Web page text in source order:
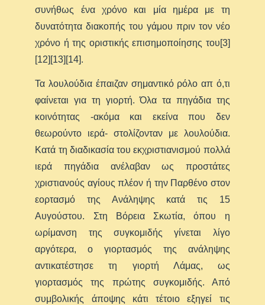
συνήθως ένα χρόνο και μία ημέρα με τη
δυνατότητα διακοπής του γάμου πριν τον νέο
χρόνο ή της οριστικής επισημοποίησης του[3]
[12][13][14].
Τα λουλούδια έπαιζαν σημαντικό ρόλο απ ό,τι
φαίνεται για τη γιορτή. Όλα τα πηγάδια της
κοινότητας -ακόμα και εκείνα που δεν
θεωρούντο ιερά- στολίζονταν με λουλούδια.
Κατά τη διαδικασία του εκχριστιανισμού πολλά
ιερά πηγάδια ανέλαβαν ως προστάτες
χριστιανούς αγίους πλέον ή την Παρθένο στον
εορτασμό της Ανάληψης κατά τις 15
Αυγούστου. Στη Βόρεια Σκωτία, όπου η
ωρίμανση της συγκομιδής γίνεται λίγο
αργότερα, ο γιορτασμός της ανάληψης
αντικατέστησε τη γιορτή Λάμας, ως
γιορτασμός της πρώτης συγκομιδής. Από
συμβολικής άποψης κάτι τέτοιο εξηγεί τις